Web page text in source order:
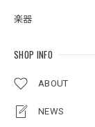
楽器
SHOP INFO
ABOUT
NEWS